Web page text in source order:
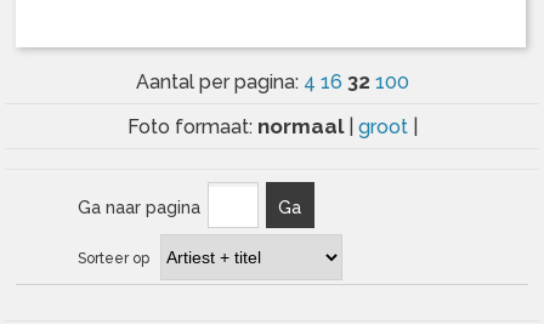
Aantal per pagina: 4 16 32 100
Foto formaat: normaal groot
Ga naar pagina Ga
Sorteer op